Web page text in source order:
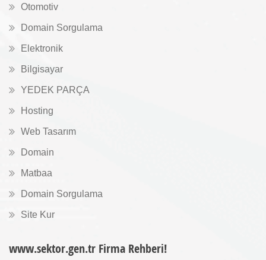
Otomotiv
Domain Sorgulama
Elektronik
Bilgisayar
YEDEK PARÇA
Hosting
Web Tasarım
Domain
Matbaa
Domain Sorgulama
Site Kur
www.sektor.gen.tr Firma Rehberi!